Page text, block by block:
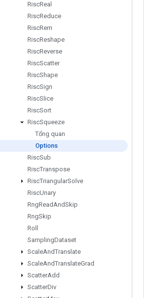
RiscReal
RiscReduce
RiscRem
RiscReshape
RiscReverse
RiscScatter
RiscShape
RiscSign
RiscSlice
RiscSort
RiscSqueeze
Tổng quan
Options
RiscSub
RiscTranspose
RiscTriangularSolve
RiscUnary
RngReadAndSkip
RngSkip
Roll
SamplingDataset
ScaleAndTranslate
ScaleAndTranslateGrad
ScatterAdd
ScatterDiv